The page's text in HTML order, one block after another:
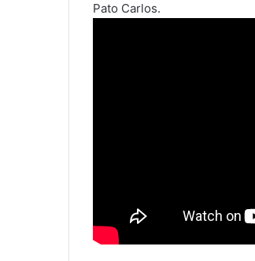
Pato Carlos.